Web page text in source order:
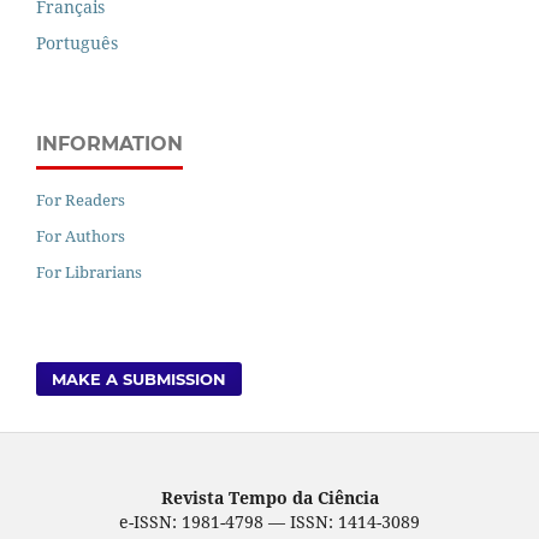
Français
Português
INFORMATION
For Readers
For Authors
For Librarians
MAKE A SUBMISSION
Revista Tempo da Ciência
e-ISSN: 1981-4798 — ISSN: 1414-3089